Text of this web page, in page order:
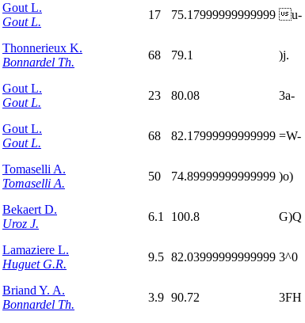
Gout L.
Gout L.
17 75.17999999999999 u-
Thonnerieux K.
Bonnardel Th.
68 79.1 )j.
Gout L.
Gout L.
23 80.08 3a-
Gout L.
Gout L.
68 82.17999999999999 =W-
Tomaselli A.
Tomaselli A.
50 74.89999999999999 )o)
Bekaert D.
Uroz J.
6.1 100.8 G)Q
Lamaziere L.
Huguet G.R.
9.5 82.03999999999999 3^0
Briand Y. A.
Bonnardel Th.
3.9 90.72 3FH